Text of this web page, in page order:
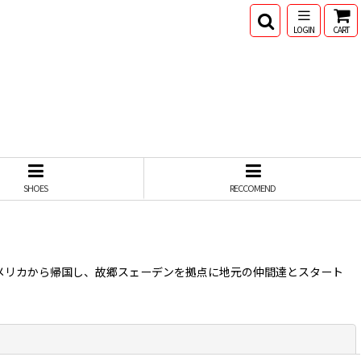
LOGIN CART
SHOES RECCOMEND
カから帰国し、故郷スェーデンを拠点に地元の仲間達とスタート